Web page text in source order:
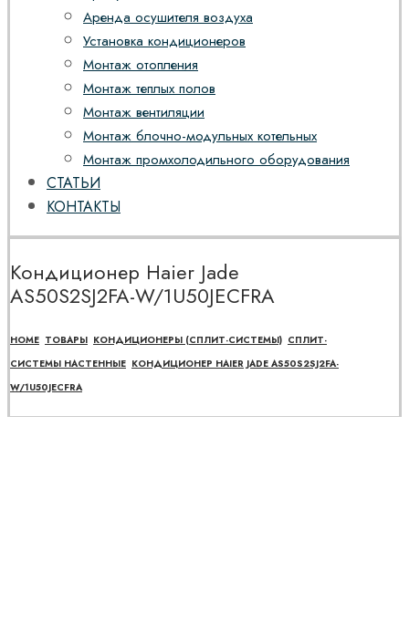
Аренда осушителя воздуха
Установка кондиционеров
Монтаж отопления
Монтаж теплых полов
Монтаж вентиляции
Монтаж блочно-модульных котельных
Монтаж промхолодильного оборудования
СТАТЬИ
КОНТАКТЫ
Кондиционер Haier Jade
AS50S2SJ2FA-W/1U50JECFRA
HOME ТОВАРЫ КОНДИЦИОНЕРЫ (СПЛИТ-СИСТЕМЫ) СПЛИТ-
СИСТЕМЫ НАСТЕННЫЕ КОНДИЦИОНЕР HAIER JADE AS50S2SJ2FA-
W/1U50JECFRA